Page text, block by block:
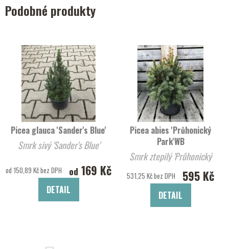
Podobné produkty
Picea glauca 'Sander's Blue'
Smrk sivý 'Sander's Blue'
od 150,89 Kč bez DPH od 169 Kč
DETAIL
Picea abies 'Průhonický
Park'WB
Smrk ztepilý 'Průhonický
Park'WB
531,25 Kč bez DPH 595 Kč
DETAIL